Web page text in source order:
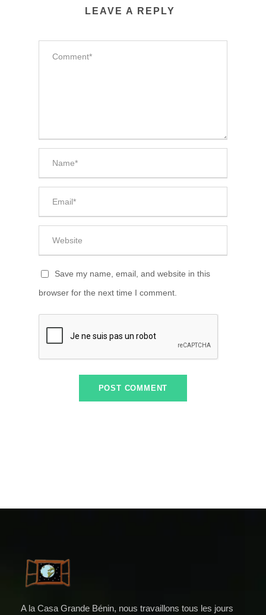
LEAVE A REPLY
Save my name, email, and website in this
browser for the next time I comment.
A la Casa Grande Bénin, nous travaillons tous les jours